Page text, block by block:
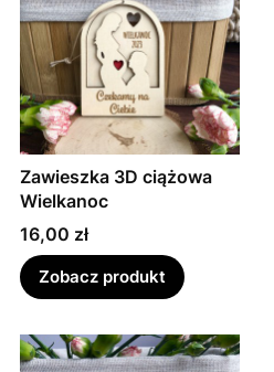
Zawieszka 3D ciążowa
Wielkanoc
Cena
16,00 zł
Zobacz produkt